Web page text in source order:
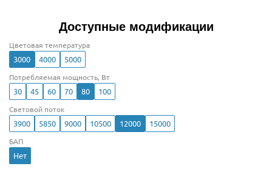
Доступные модификации
Цветовая температура
3000 4000 5000
Потребляемая мощность, Вт
30 45 60 70 80 100
Световой поток
3900 5850 9000 10500 12000 15000
БАП
Нет